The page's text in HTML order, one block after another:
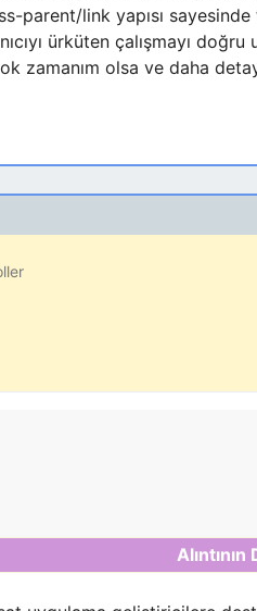
link yapısı sayesinde
ürküten çalışmayı
zamanım olsa ve daha
rağmen işinizi
MIT lisanslı ticari
teknik anlamda fallbackler